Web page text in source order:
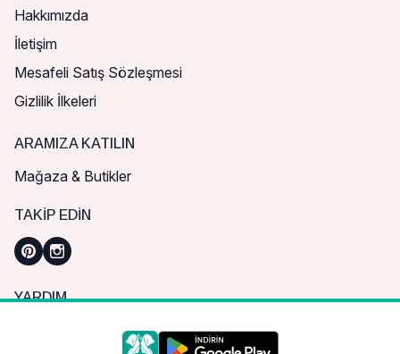
Hakkımızda
İletişim
Mesafeli Satış Sözleşmesi
Gizlilik İlkeleri
ARAMIZA KATILIN
Mağaza & Butikler
TAKIP EDIN
YARDIM
Sık Sorulan Sorular